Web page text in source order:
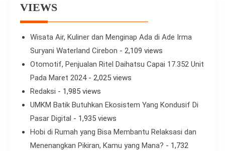
VIEWS
Wisata Air, Kuliner dan Menginap Ada di Ade Irma
Suryani Waterland Cirebon - 2,109 views
Otomotif, Penjualan Ritel Daihatsu Capai 17.352 Unit
Pada Maret 2024- 2,025 views
Redaksi - 1,985 views
UMKM Batik Butuhkan Ekosistem Yang Kondusif Di
Pasar Digital - 1,935 views
Hobi di Rumah yang Bisa Membantu Relaksasi dan
Menenangkan Pikiran, Kamu yang Mana? - 1,732